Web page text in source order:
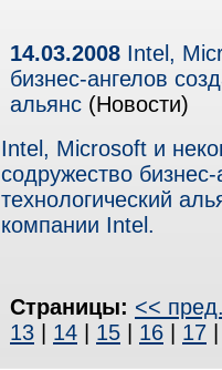
14.03.2008 Intel,
бизнес-ангелов
альянс (Новости)
Intel, Microsoft и
содружество
технологический
компании Intel.
Страницы: <<
13
14 15 16 17